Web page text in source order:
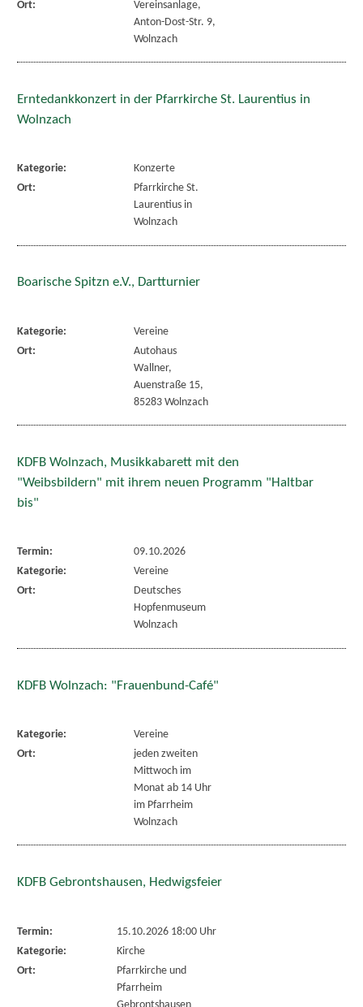
Ort:
Vereinsanlage,
Anton-Dost-Str. 9,
Wolnzach
Erntedankkonzert in der Pfarrkirche St. Laurentius in
Wolnzach
Kategorie:
Konzerte
Ort:
Pfarrkirche St.
Laurentius in
Wolnzach
Boarische Spitzn e.V., Dartturnier
Kategorie:
Vereine
Ort:
Autohaus
Wallner,
Auenstraße 15,
85283 Wolnzach
KDFB Wolnzach, Musikkabarett mit den
"Weibsbildern" mit ihrem neuen Programm "Haltbar
bis"
Termin:
09.10.2026
Kategorie:
Vereine
Ort:
Deutsches
Hopfenmuseum
Wolnzach
KDFB Wolnzach: "Frauenbund-Café"
Kategorie:
Vereine
Ort:
jeden zweiten
Mittwoch im
Monat ab 14 Uhr
im Pfarrheim
Wolnzach
KDFB Gebrontshausen, Hedwigsfeier
Termin:
15.10.2026 18:00 Uhr
Kategorie:
Kirche
Ort:
Pfarrkirche und
Pfarrheim